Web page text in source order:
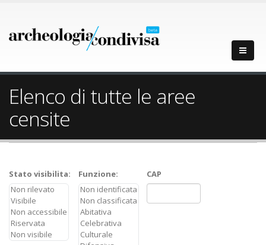
Elenco di tutte le aree
censite
Stato visibilita: Funzione: CAP